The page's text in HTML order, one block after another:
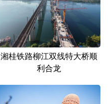
云南 西藏
青海 宁夏
黑龙江
湘桂铁路柳江双线特大桥顺
利合龙